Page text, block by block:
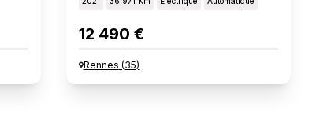
12 490 €
Rennes (35)